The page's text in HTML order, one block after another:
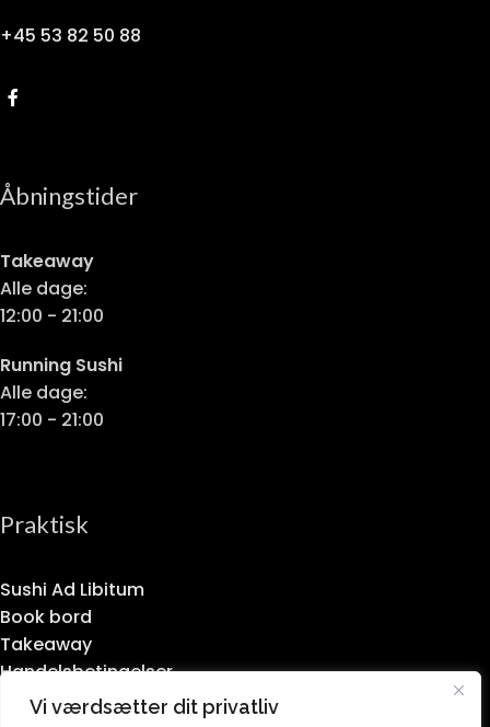
Vi værdsætter dit privatliv
+45 53 82 50 88
Åbningstider
Takeaway
Alle dage:
12:00 - 21:00
Running Sushi
Alle dage:
17:00 - 21:00
Praktisk
Sushi Ad Libitum
Book bord
Takeaway
Handelsbetingelser
Privatlivspolitik